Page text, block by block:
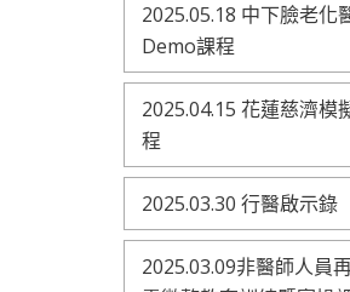
2025.05.18 中下臉老化
Demo課程
2025.04.15 花蓮慈濟模
程
2025.03.30 行醫啟示錄
2025.03.09非醫師人員